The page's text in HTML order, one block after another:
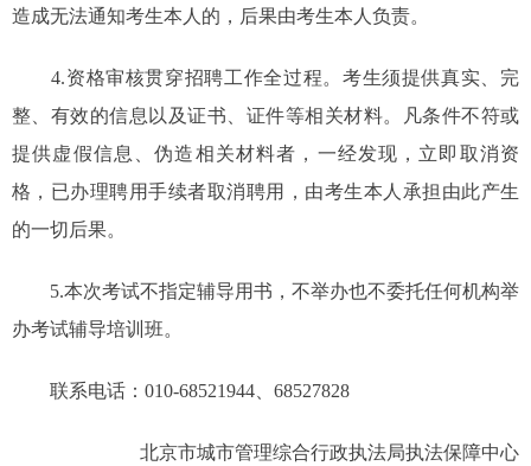
造成无法通知考生本人的，后果由考生本人负责。
4.资格审核贯穿招聘工作全过程。考生须提供真实、完
整、有效的信息以及证书、证件等相关材料。凡条件不符或
提供虚假信息、伪造相关材料者，一经发现，立即取消资
格，已办理聘用手续者取消聘用，由考生本人承担由此产生
的一切后果。
5.本次考试不指定辅导用书，不举办也不委托任何机构举
办考试辅导培训班。
联系电话：010-68521944、68527828
北京市城市管理综合行政执法局执法保障中心